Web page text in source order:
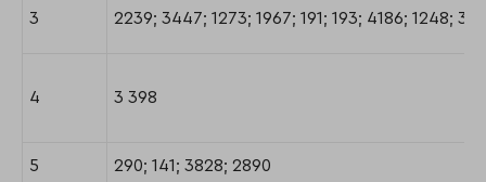
3 2239; 3447; 1273; 1967; 191; 193; 4186; 1248;
4 3 398
5 290; 141; 3828; 2890